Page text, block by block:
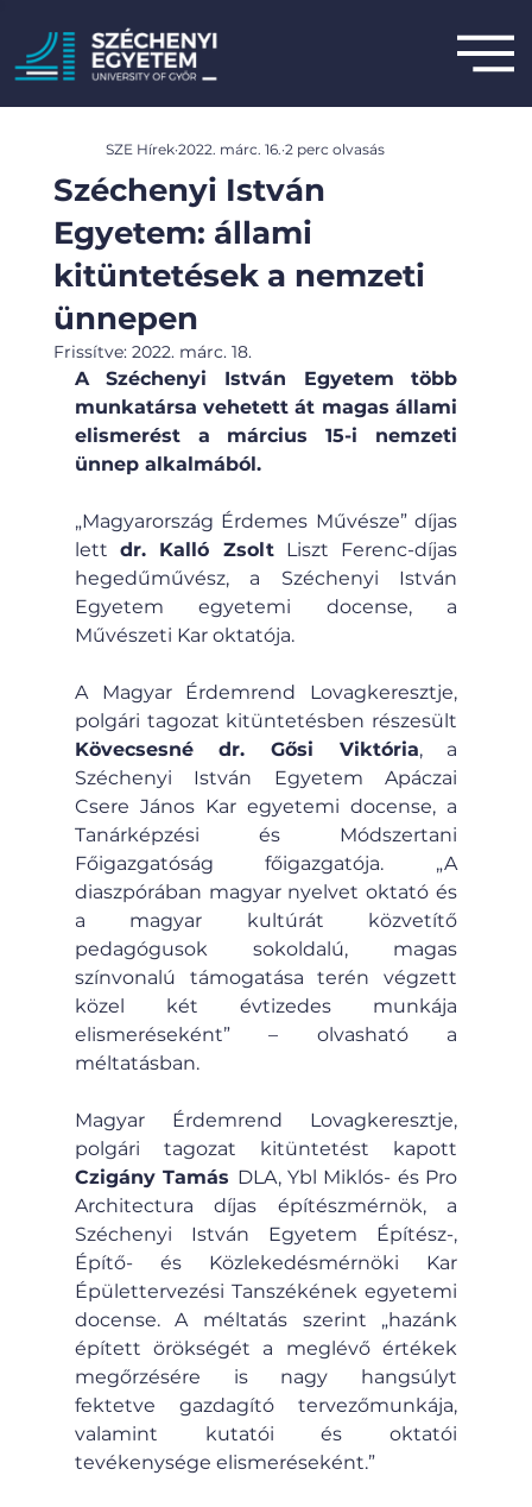
Széchenyi István
Egyetem: állami
kitüntetések a nemzeti
ünnepen
SZE Hírek 2022. márc. 16. 2 perc olvasás
Frissítve: 2022. márc. 18.
A Széchenyi István Egyetem több
munkatársa vehetett át magas állami
elismerést a március 15-i nemzeti
ünnep alkalmából.
„Magyarország Érdemes Művésze” díjas
lett dr. Kalló Zsolt Liszt Ferenc-díjas
hegedűművész, a Széchenyi István
Egyetem egyetemi docense, a
Művészeti Kar oktatója.
A Magyar Érdemrend Lovagkeresztje,
Kövecsesné dr. Gősi Viktória, a
Széchenyi István Egyetem Apáczai
Csere János Kar egyetemi docense, a
Tanárképzési és Módszertani
Főigazgatóság főigazgatója. „A
diaszpórában magyar nyelvet oktató és
a magyar kultúrát közvetítő
pedagógusok sokoldalú, magas
színvonalú támogatása terén végzett
közel két évtizedes munkája
elismeréseként” – olvasható a
méltatásban.
Magyar Érdemrend Lovagkeresztje,
Czigány Tamás DLA, Ybl Miklós- és Pro
Architectura díjas építészmérnök, a
Széchenyi István Egyetem Építész-,
Építő- és Közlekedésmérnöki Kar
Épülettervezési Tanszékének egyetemi
docense. A méltatás szerint „hazánk
épített örökségét a meglévő értékek
megőrzésére is nagy hangsúlyt
fektetve gazdagító tervezőmunkája,
valamint kutatói és oktatói
tevékenysége elismeréseként.”